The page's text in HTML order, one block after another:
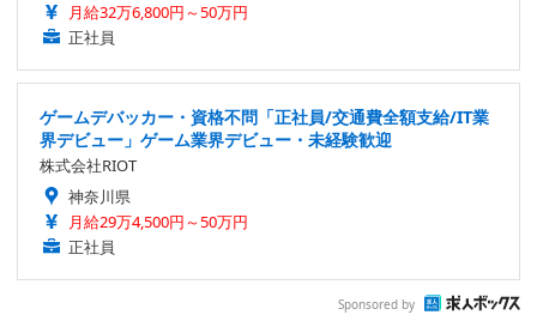
月給32万6,800円～50万円
正社員
ゲームデバッカー・資格不問「正社員/交通費全額支給/IT業
界デビュー」ゲーム業界デビュー・未経験歓迎
株式会社RIOT
神奈川県
月給29万4,500円～50万円
正社員
Sponsored by